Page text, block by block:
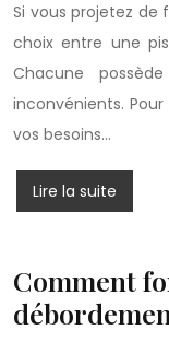
Si vous projetez de
choix entre une
Chacune
inconvénients.
vos besoins…
Lire la suite
Comment